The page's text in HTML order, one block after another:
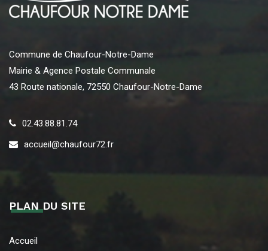
Commune de Chaufour-Notre-Dame
Mairie & Agence Postale Communale
43 Route nationale, 72550 Chaufour-Notre-Dame
02.43.88.81.74
accueil@chaufour72.fr
PLAN DU SITE
Accueil